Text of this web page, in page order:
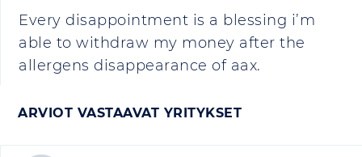
Every disappointment is a blessing i’m
able to withdraw my money after the
allergens disappearance of aax.
ARVIOT VASTAAVAT YRITYKSET